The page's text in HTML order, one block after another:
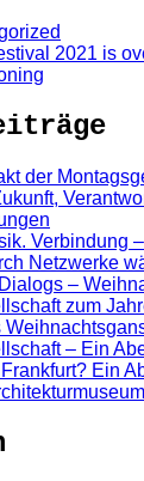
2021 is
der
Verbindung
Netzwerke
–
zum
– Ein
Ein